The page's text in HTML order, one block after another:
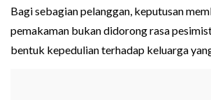
Bagi sebagian pelanggan, keputusan
pemakaman bukan didorong rasa
bentuk kepedulian terhadap keluarga